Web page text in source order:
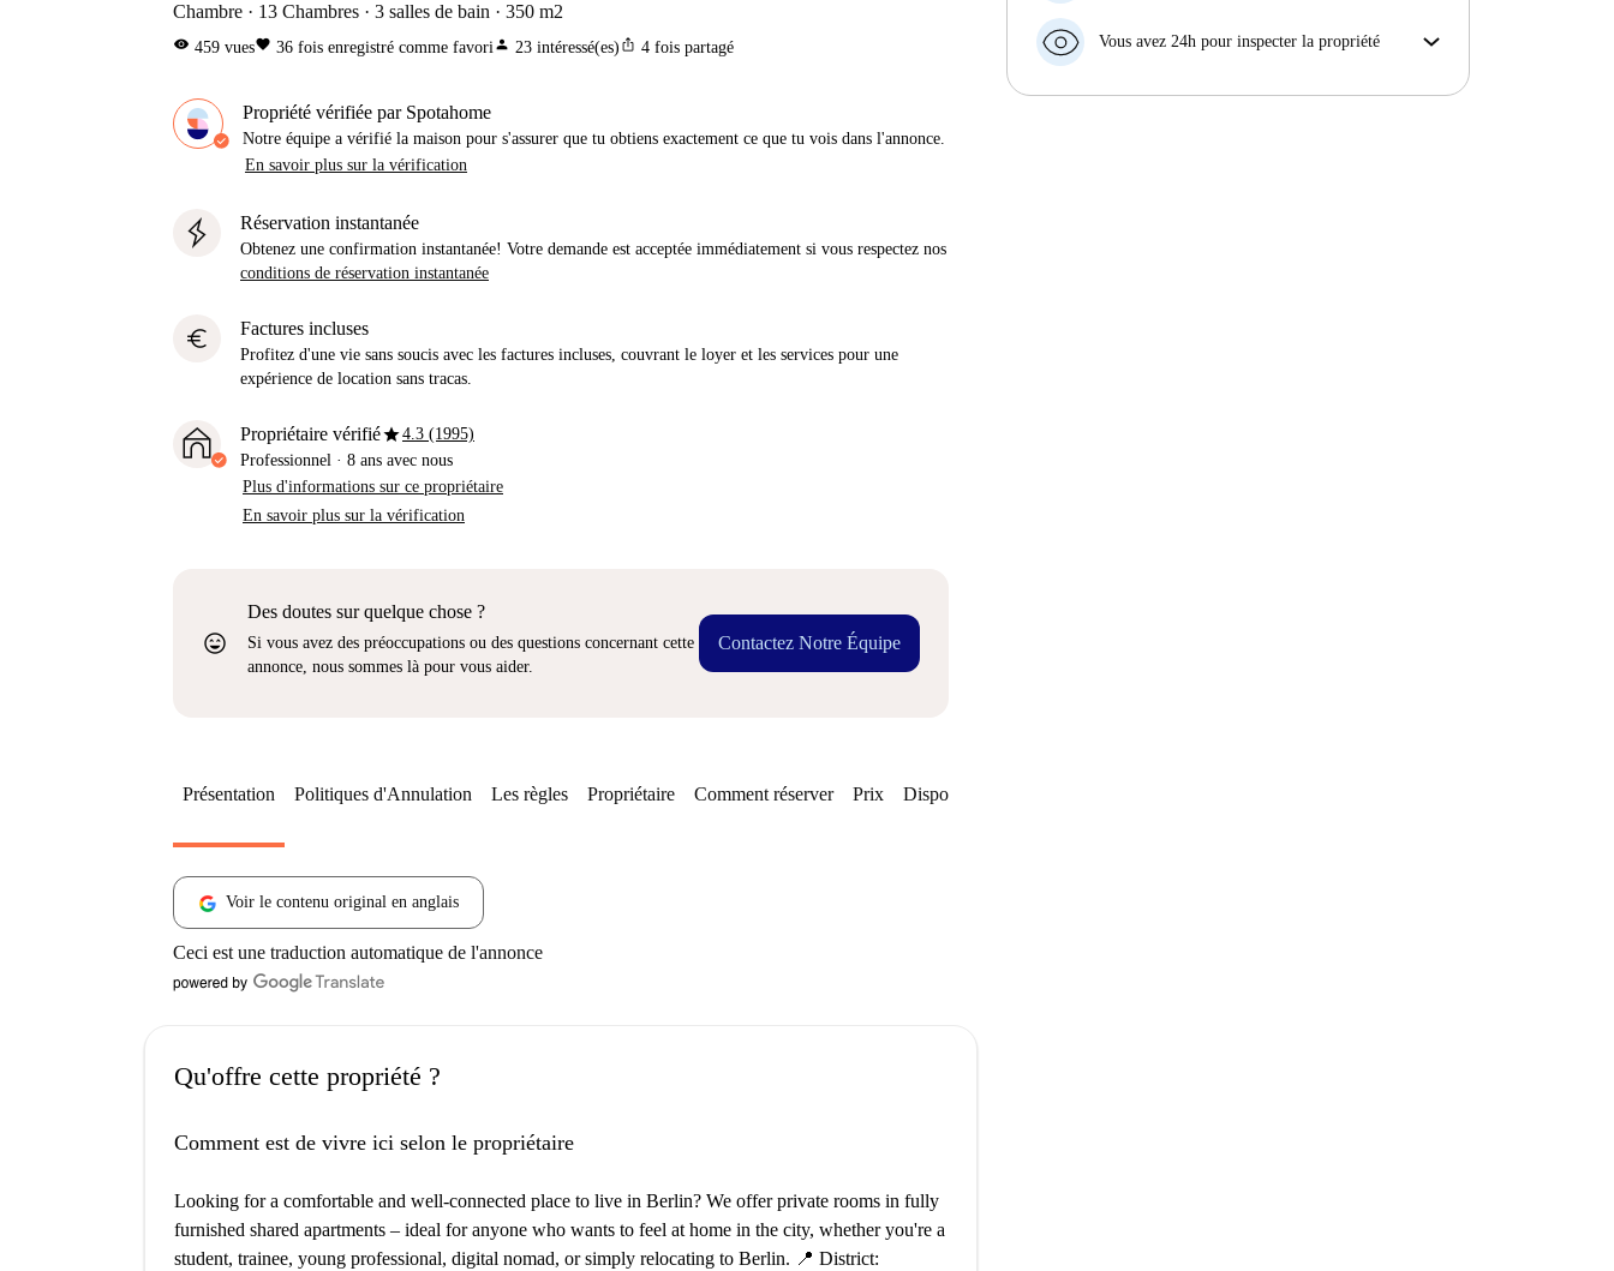
Chambre 13 Chambres 3 salles de bain 350 m2
visibility 459 vuesfavorite 36 fois enregistré comme favoriperson 23 intéressé(es) ios_share 4 fois partagé
Propriété vérifiée par Spotahome
Notre équipe a vérifié la maison pour s'assurer que tu obtiens exactement ce que tu vois dans l'annonce.
En savoir plus sur la vérification
Réservation instantanée
Obtenez une confirmation instantanée! Votre demande est acceptée immédiatement si vous respectez nos
conditions de réservation instantanée
euro Factures incluses
Profitez d'une vie sans soucis avec les factures incluses, couvrant le loyer et les services pour une
expérience de location sans tracas.
Propriétaire vérifiéstar4.3 (1995)
Professionnel · 8 ans avec nous
Plus d'informations sur ce propriétaire
En savoir plus sur la vérification
sentiment_very_satisfied
Des doutes sur quelque chose ?
Si vous avez des préoccupations ou des questions concernant cette
annonce, nous sommes là pour vous aider.
Contactez Notre Équipe
préavis, nous allons soit (A) vous payer une chambre
soit (B) vous rembourser en totalité.
Vous avez 24h pour inspecter la propriété
Présentation Politiques d'Annulation Les règles Propriétaire Comment réserver Prix Disponibilités
Voir le contenu original en anglais
Ceci est une traduction automatique de l'annonce
Qu'offre cette propriété ?
Comment est de vivre ici selon le propriétaire
Looking for a comfortable and well-connected place to live in Berlin? We offer private rooms in fully
furnished shared apartments – ideal for anyone who wants to feel at home in the city, whether you're a
student, trainee, young professional, digital nomad, or simply relocating to Berlin. 📍 District: